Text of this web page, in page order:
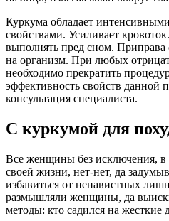
Куркума обладает
свойствами. Усиливает
выполнять пред сном. Приправа
на организм. При любых
необходимо прекратить
эффективность свойств данной
консультация специалиста.
С куркумой для
Все женщины без исключения,
своей жизни, нет-нет, да
избавиться от ненавистных
размышляли женщины, да
методы: кто садился на жесткие